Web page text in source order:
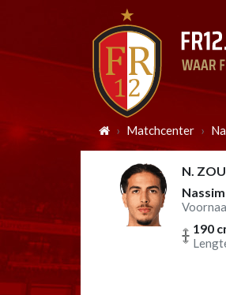
Matchcenter
N.
190